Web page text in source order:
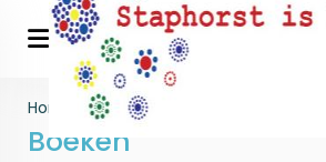
Home >Boeken
Boeken